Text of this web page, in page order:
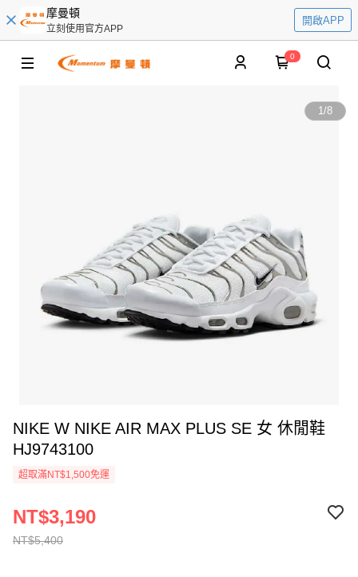
摩曼頓
立刻使用官方APP
開啟APP
0
1/8
NIKE W NIKE AIR MAX PLUS SE 女 休閒鞋
HJ9743100
超取滿NT$1,500免運
NT$5,400
NT$3,190